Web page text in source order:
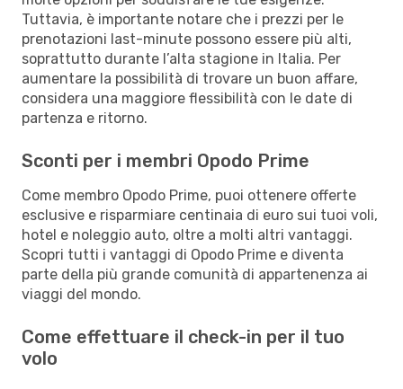
Tuttavia, è importante notare che i prezzi per le
prenotazioni last-minute possono essere più alti,
soprattutto durante l’alta stagione in Italia. Per
aumentare la possibilità di trovare un buon affare,
considera una maggiore flessibilità con le date di
partenza e ritorno.
Sconti per i membri Opodo Prime
Come membro Opodo Prime, puoi ottenere offerte
esclusive e risparmiare centinaia di euro sui tuoi voli,
hotel e noleggio auto, oltre a molti altri vantaggi.
Scopri tutti i vantaggi di Opodo Prime e diventa
parte della più grande comunità di appartenenza ai
viaggi del mondo.
Come effettuare il check-in per il tuo
volo